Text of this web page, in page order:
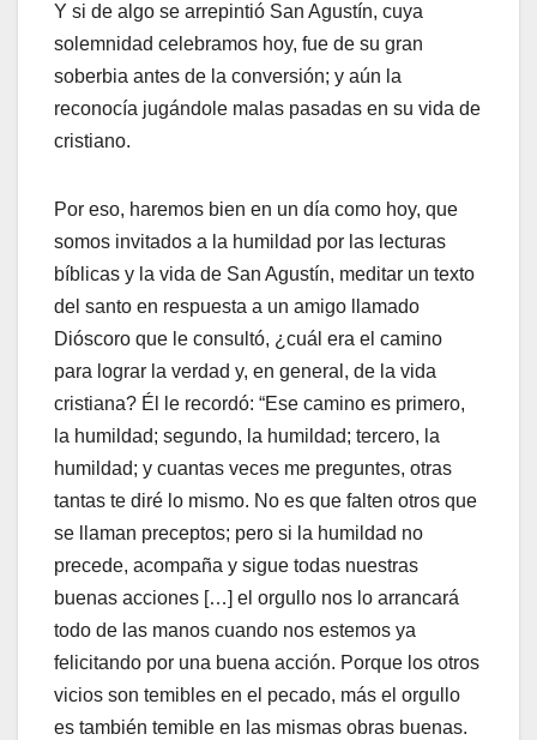
Y si de algo se arrepintió San Agustín, cuya
solemnidad celebramos hoy, fue de su gran
soberbia antes de la conversión; y aún la
reconocía jugándole malas pasadas en su vida de
cristiano.
Por eso, haremos bien en un día como hoy, que
somos invitados a la humildad por las lecturas
bíblicas y la vida de San Agustín, meditar un texto
del santo en respuesta a un amigo llamado
Dióscoro que le consultó, ¿cuál era el camino
para lograr la verdad y, en general, de la vida
cristiana? Él le recordó: “Ese camino es primero,
la humildad; segundo, la humildad; tercero, la
humildad; y cuantas veces me preguntes, otras
tantas te diré lo mismo. No es que falten otros que
se llaman preceptos; pero si la humildad no
precede, acompaña y sigue todas nuestras
buenas acciones […] el orgullo nos lo arrancará
todo de las manos cuando nos estemos ya
felicitando por una buena acción. Porque los otros
vicios son temibles en el pecado, más el orgullo
es también temible en las mismas obras buenas.